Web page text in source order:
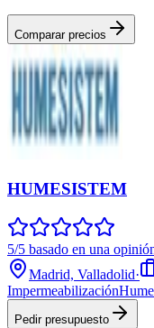
Comparar precios
HUMESISTEM
5/5 basado en una
Madrid, Valladolid·
Impermeabilización
Pedir presupuesto